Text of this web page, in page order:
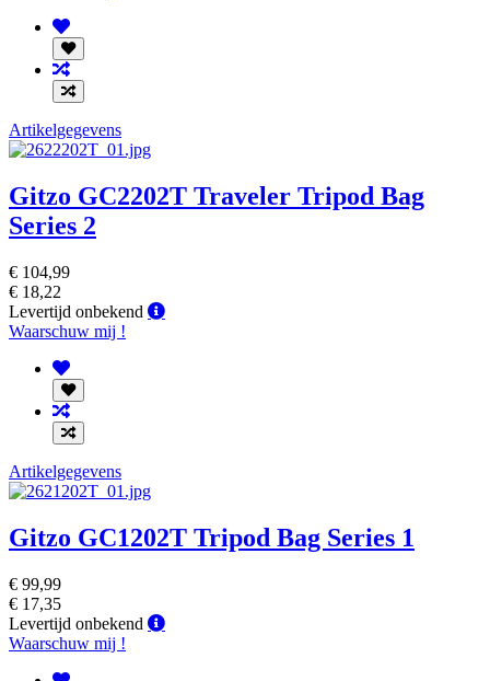
Artikelgegevens
Gitzo GC2202T Traveler Tripod Bag
Series 2
€ 104,99
€ 18,22
Levertijd onbekend
Levertijd
Waarschuw mij !
Artikelgegevens
Gitzo GC1202T Tripod Bag Series 1
€ 99,99
€ 17,35
Levertijd onbekend
Levertijd
Waarschuw mij !